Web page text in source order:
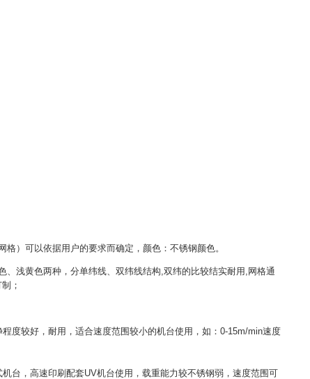
）可以依据用户的要求而确定，颜色：不锈钢颜色。
浅黄色两种，分单纬线、双纬线结构,双纬的比较结实耐用,网格通
；
度较好，耐用，适合速度范围较小的机台使用，如：0-15m/min速度
台，高速印刷配套UV机台使用，载重能力较不锈钢弱，速度范围可